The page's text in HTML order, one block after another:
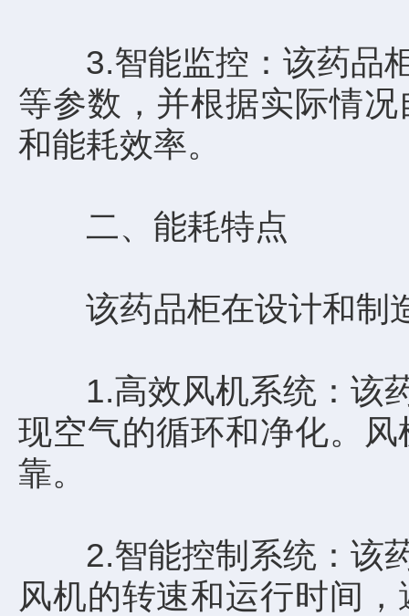
3.智能监控：该药品柜
等参数，并根据实际情
和能耗效率。
二、能耗特点
该药品柜在设计和制造
1.高效风机系统：该药
现空气的循环和净化。
靠。
2.智能控制系统：该药
风机的转速和运行时间